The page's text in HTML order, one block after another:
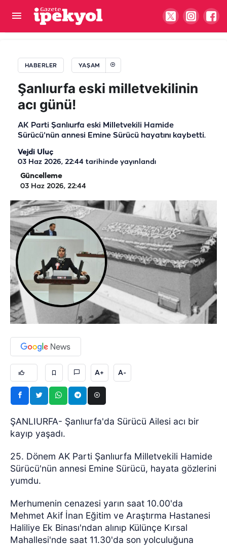
HABERLER YAŞAM
Şanlıurfa eski milletvekilinin
acı günü!
AK Parti Şanlıurfa eski Milletvekili Hamide
Sürücü'nün annesi Emine Sürücü hayatını kaybetti.
Vejdi Uluç
03 Haz 2026, 22:44 tarihinde yayınlandı
Güncelleme
03 Haz 2026, 22:44
A+ A-
ŞANLIURFA- Şanlıurfa'da Sürücü Ailesi acı bir
kayıp yaşadı.
25. Dönem AK Parti Şanlıurfa Milletvekili Hamide
Sürücü'nün annesi Emine Sürücü, hayata gözlerini
yumdu.
Merhumenin cenazesi yarın saat 10.00'da
Mehmet Akif İnan Eğitim ve Araştırma Hastanesi
Haliliye Ek Binası'ndan alınıp Külünçe Kırsal
Mahallesi'nde saat 11.30'da son yolculuğuna
Yüksek kesimlerde görülüyor: Etçil çekirgeler